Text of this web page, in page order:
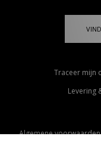
Traceer mijn
Levering
Algemene voorwaarden